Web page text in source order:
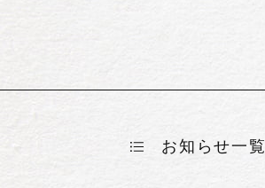
お知らせ一覧